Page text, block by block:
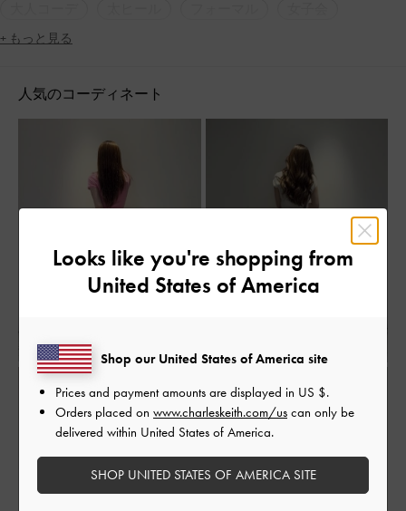
+ もっと見る
人気のコーディネート
Looks like you're shopping from
United States of America
Shop our United States of America site
Prices and payment amounts are displayed in US $.
Orders placed on www.charleskeith.com/us can only be
delivered within United States of America.
SHOP UNITED STATES OF AMERICA SITE